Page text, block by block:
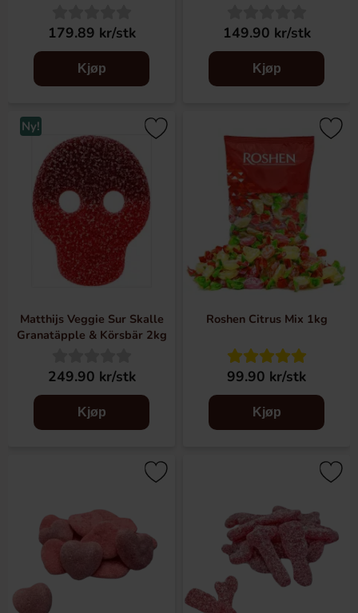
179.89 kr/stk
Kjøp
149.90 kr/stk
Kjøp
Ny!
Matthijs Veggie Sur Skalle
Granatäpple & Körsbär 2kg
249.90 kr/stk
Kjøp
Roshen Citrus Mix 1kg
99.90 kr/stk
Kjøp